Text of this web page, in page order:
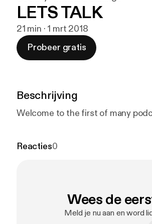
LETS TALK
21 min · 1 mrt 2018
Probeer gratis
Beschrijving
Welcome to the first of many
Reacties0
Wees de
Meld je nu aan en word